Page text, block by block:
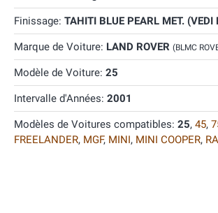
Finissage: TAHITI BLUE PEARL MET.
Marque de Voiture: LAND ROVER (BLMC
Modèle de Voiture: 25
Intervalle d'Années: 2001
Modèles de Voitures compatibles: 25, 45,
FREELANDER, MGF, MINI, MINI COOPER,